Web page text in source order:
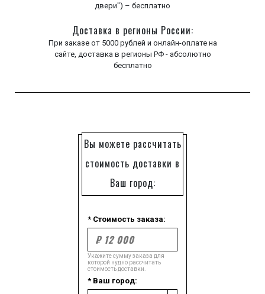
двери") – бесплатно
Доставка в регионы России:
При заказе от 5000 рублей и онлайн-оплате на
сайте, доставка в регионы РФ - абсолютно
бесплатно
Вы можете рассчитать
стоимость доставки в
Ваш город:
* Стоимость заказа:
Укажите сумму заказа для
которой нудно рассчитать
стоимость доставки.
* Ваш город: